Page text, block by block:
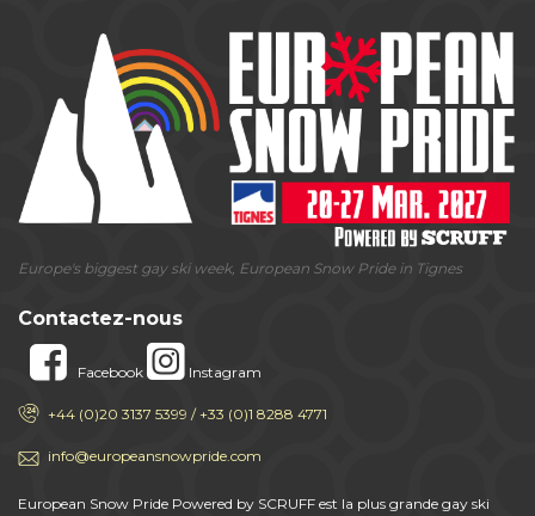
Europe's biggest gay ski week, European Snow Pride in Tignes
Contactez-nous
Facebook Instagram
+44 (0)20 3137 5399 / +33 (0)1 8288 4771
info@europeansnowpride.com
European Snow Pride Powered by SCRUFF est la plus grande gay ski